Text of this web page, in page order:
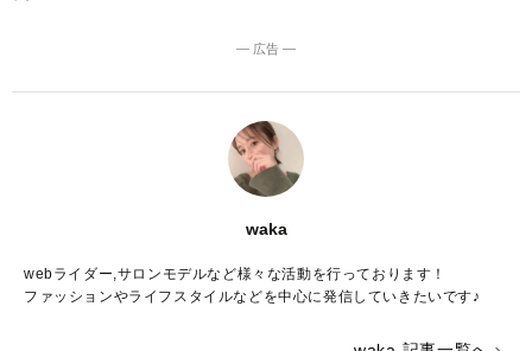
― 広告 ―
waka
webライダー,サロンモデルなど様々な活動を行っております！
ファッションやライフスタイルなどを中心に発信していきたいです♪